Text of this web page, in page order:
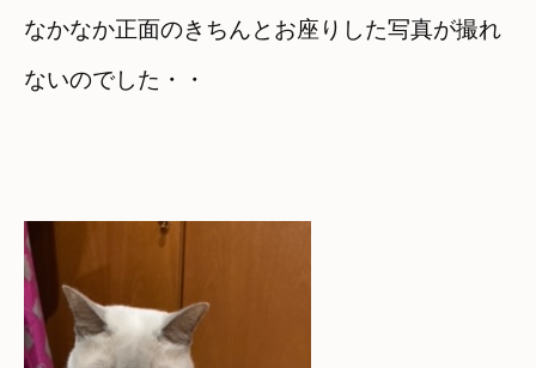
なかなか正面のきちんとお座りした写真が撮れ
ないのでした・・